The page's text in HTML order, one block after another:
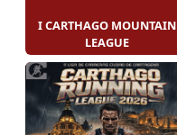
I CARTHAGO MOUNTAIN
LEAGUE